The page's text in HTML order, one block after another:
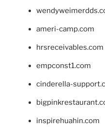
ameri-camp.com
hrsreceivables.com
empconst1.com
cinderella-
inspirehuahin.com